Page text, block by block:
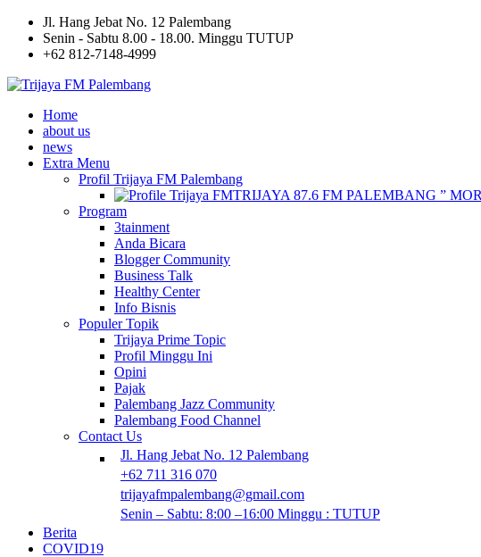
Jl. Hang Jebat No. 12 Palembang
Senin - Sabtu 8.00 - 18.00. Minggu TUTUP
+62 812-7148-4999
Home
about us
news
Extra Menu
Profil Trijaya FM Palembang
TRIJAYA 87.6 FM PALEMBANG ”
Program
3tainment
Anda Bicara
Blogger Community
Business Talk
Healthy Center
Info Bisnis
Populer Topik
Trijaya Prime Topic
Profil Minggu Ini
Opini
Pajak
Palembang Jazz Community
Palembang Food Channel
Contact Us
Jl. Hang Jebat No. 12 Palembang
+62 711 316 070
trijayafmpalembang@gmail.com
Senin – Sabtu: 8:00 –16:00 Minggu : TUTUP
Berita
COVID19